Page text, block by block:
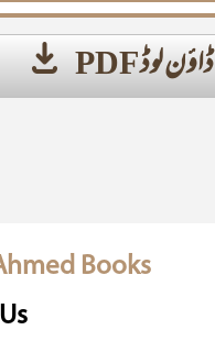
ڈاؤن لوڈ PDF
Books